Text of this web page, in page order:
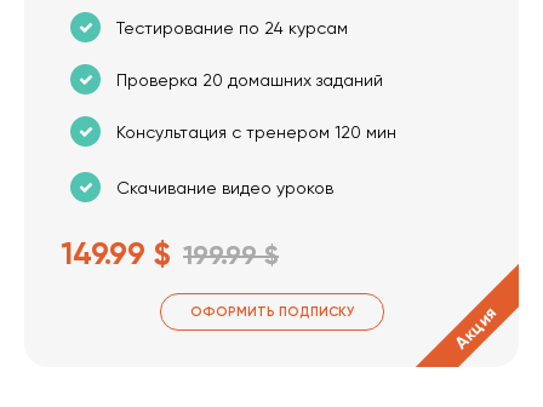
Тестирование по 24 курсам
Проверка 20 домашних заданий
Консультация с тренером 120 мин
Скачивание видео уроков
149.99 $ 199.99 $
ОФОРМИТЬ ПОДПИСКУ Акция